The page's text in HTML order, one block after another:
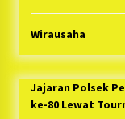
Wirausaha
Jajaran Polsek
ke-80 Lewat